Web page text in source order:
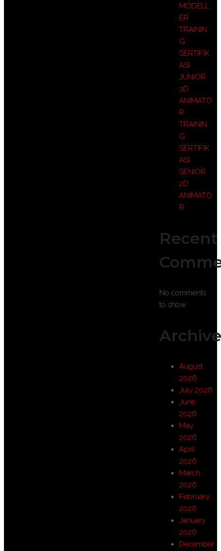
MODELL
ER
TRAININ
G
SERTIFIK
ASI
JUNIOR
3D
ANIMATO
R
TRAININ
G
SERTIFIK
ASI
SENIOR
2D
ANIMATO
R
Recent
No comments
to show.
August
2026
July 2026
June
2026
May
2026
April
2026
March
2026
February
2026
January
2026
December